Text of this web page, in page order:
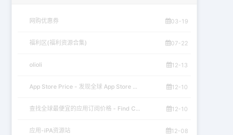
网购优惠券 03-19
福利区(福利资源合集) 07-22
olioli 12-13
App Store Price - 发现全球 App Store ... 12-10
查找全球最便宜的应用订阅价格 - Find C... 12-10
应用-iPA资源站 12-08